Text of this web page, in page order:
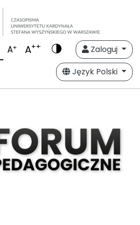
A+ A++
Zaloguj
Język Polski